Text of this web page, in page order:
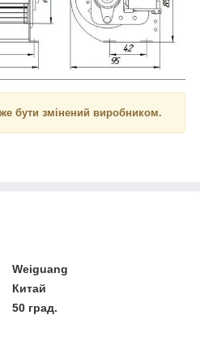
бути змінений виробником.
Weiguang
Китай
50 град.